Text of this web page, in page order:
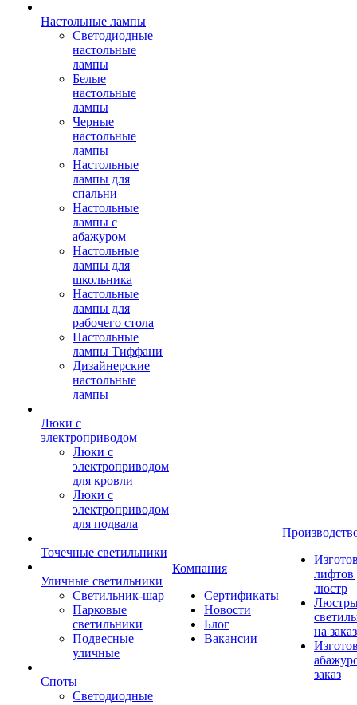
Настольные лампы
Светодиодные
настольные
лампы
Белые
настольные
лампы
Черные
настольные
лампы
Настольные
лампы для
спальни
Настольные
лампы с
абажуром
Настольные
лампы для
школьника
Настольные
лампы для
рабочего стола
Настольные
лампы Тиффани
Дизайнерские
настольные
лампы
Люки с
электроприводом
Люки с
электроприводом
для кровли
Люки с
электроприводом
для подвала
Точечные светильники
Уличные светильники
Светильник-шар
Парковые
светильники
Подвесные
уличные
Споты
Светодиодные
Компания
Сертификаты
Новости
Блог
Вакансии
лифтов
люстр
на заказ
заказ